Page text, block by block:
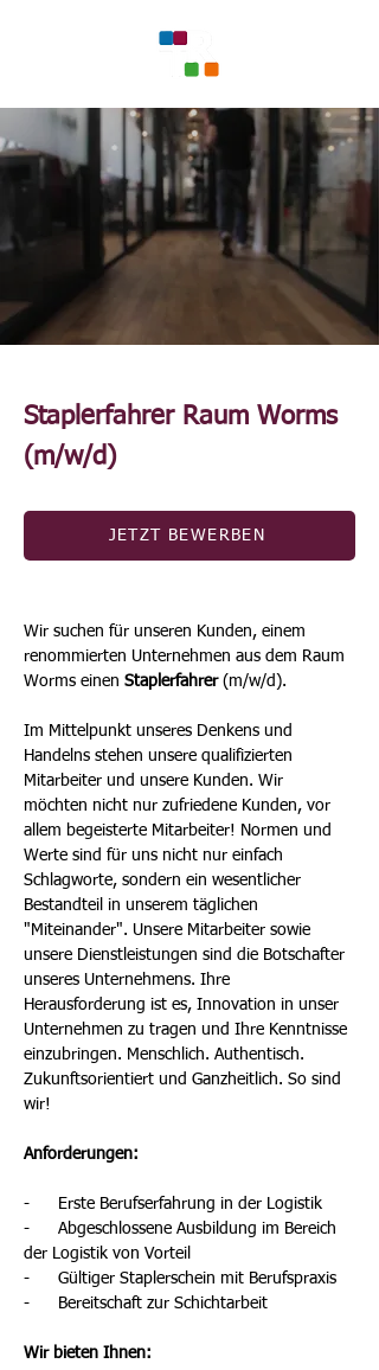
Staplerfahrer Raum Worms
(m/w/d)
JETZT BEWERBEN
Wir suchen für unseren Kunden, einem
renommierten Unternehmen aus dem Raum
Worms einen Staplerfahrer (m/w/d).
Im Mittelpunkt unseres Denkens und
Handelns stehen unsere qualifizierten
Mitarbeiter und unsere Kunden. Wir
möchten nicht nur zufriedene Kunden, vor
allem begeisterte Mitarbeiter! Normen und
Werte sind für uns nicht nur einfach
Schlagworte, sondern ein wesentlicher
Bestandteil in unserem täglichen
"Miteinander". Unsere Mitarbeiter sowie
unsere Dienstleistungen sind die Botschafter
unseres Unternehmens. Ihre
Herausforderung ist es, Innovation in unser
Unternehmen zu tragen und Ihre Kenntnisse
einzubringen. Menschlich. Authentisch.
Zukunftsorientiert und Ganzheitlich. So sind
wir!
Anforderungen:
-      Erste Berufserfahrung in der Logistik
-      Abgeschlossene Ausbildung im Bereich
der Logistik von Vorteil
-      Gültiger Staplerschein mit Berufspraxis
-      Bereitschaft zur Schichtarbeit
Wir bieten Ihnen: